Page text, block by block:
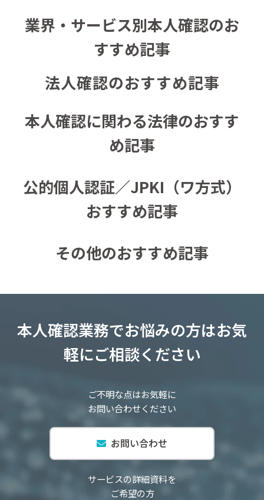
業界・サービス別本人確認のお
すすめ記事
法人確認のおすすめ記事
本人確認に関わる法律のおすす
め記事
公的個人認証／JPKI（ワ方式）
おすすめ記事
その他のおすすめ記事
本人確認業務でお悩みの方はお気
軽にご相談ください
ご不明な点はお気軽に
お問い合わせください
お問い合わせ
サービスの詳細資料を
ご希望の方